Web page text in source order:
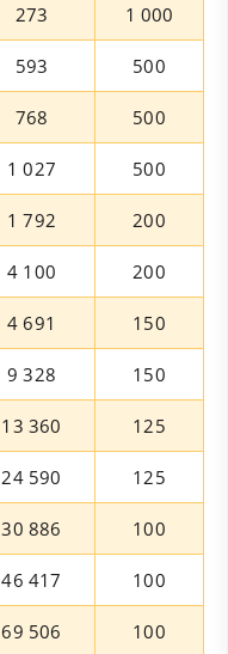
273 1 000
593 500
768 500
1 027 500
1 792 200
4 100 200
4 691 150
9 328 150
13 360 125
24 590 125
30 886 100
46 417 100
69 506 100